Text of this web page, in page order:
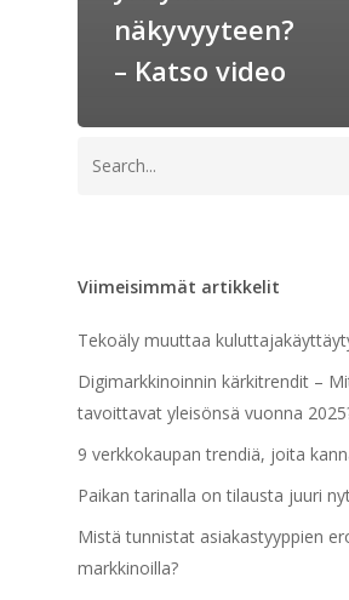
näkyvyyteen?
– Katso video
Viimeisimmät artikkelit
Tekoäly muuttaa
Digimarkkinoinnin kärkitrendit –
tavoittavat yleisönsä vuonna
9 verkkokaupan trendiä, joita
Paikan tarinalla on tilausta juuri
Mistä tunnistat asiakastyyppien
markkinoilla?